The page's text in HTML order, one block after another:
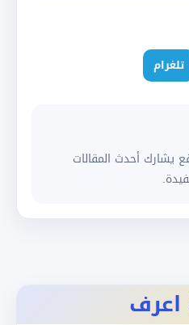
تلغرام
يشارك أحدث المقالات
اعرف